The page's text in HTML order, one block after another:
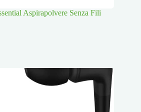
Aspirapolvere Senza Fili